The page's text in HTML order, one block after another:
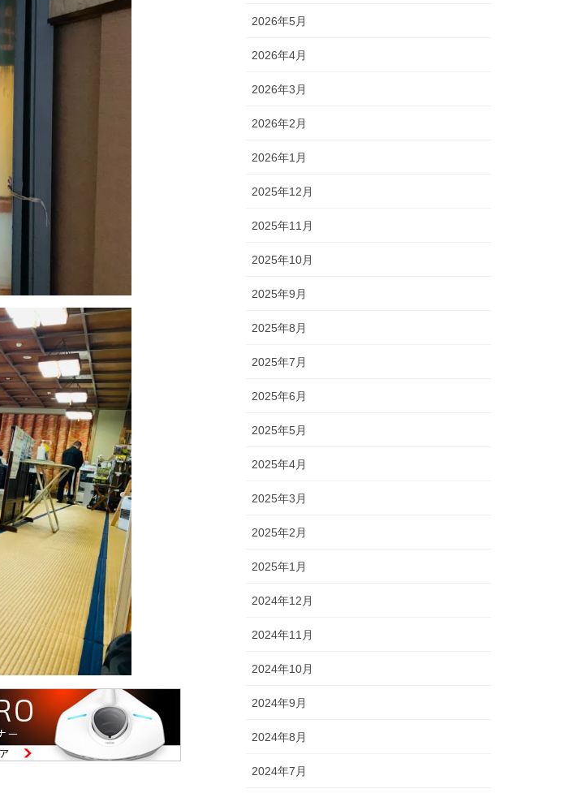
2026年5月
2026年4月
2026年3月
2026年2月
2026年1月
2025年12月
2025年11月
2025年10月
2025年9月
2025年8月
2025年7月
2025年6月
2025年5月
2025年4月
2025年3月
2025年2月
2025年1月
2024年12月
2024年11月
2024年10月
2024年9月
2024年8月
2024年7月